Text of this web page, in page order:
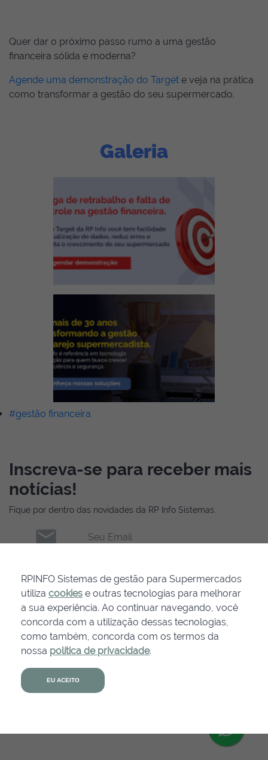
Quer dar o próximo passo rumo a uma gestão
financeira sólida e moderna?
Agende uma demonstração do Target e veja na prática
como transformar a gestão do seu supermercado.
Galeria
#gestão financeira
Inscreva-se para receber mais
notícias!
Fique por dentro das novidades da RP Info Sistemas.
email Seu Email
RPINFO Sistemas de gestão para Supermercados
utiliza cookies e outras tecnologias para melhorar
a sua experiência. Ao continuar navegando, você
concorda com a utilização dessas tecnologias,
como também, concorda com os termos da
nossa política de privacidade.
EU ACEITO